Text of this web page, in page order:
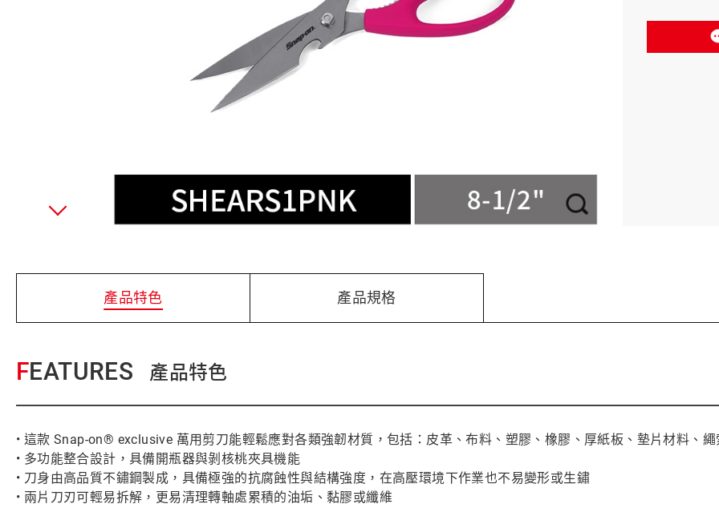
產品特色 產品規格
FEATURES 產品特色
• 這款 Snap-on® exclusive 萬用剪刀能輕鬆應對各類強韌材質，包括：皮革、布料、塑膠、橡膠、厚紙板、墊片材料、繩
• 多功能整合設計，具備開瓶器與剝核桃夾具機能
• 刀身由高品質不鏽鋼製成，具備極強的抗腐蝕性與結構強度，在高壓環境下作業也不易變形或生鏽
• 兩片刀刃可輕易拆解，更易清理轉軸處累積的油垢、黏膠或纖維